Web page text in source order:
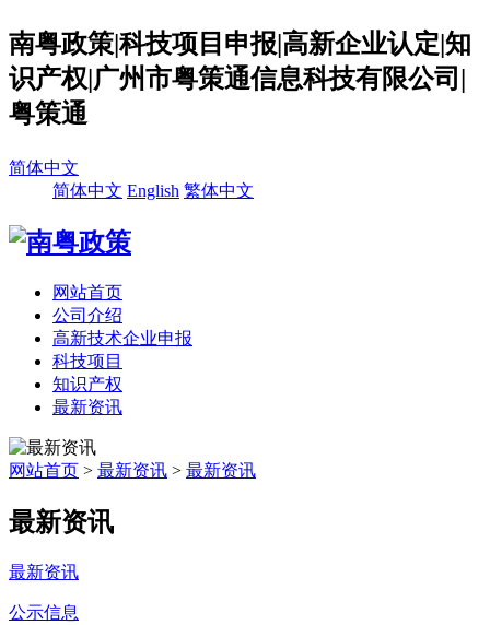
南粤政策|科技项目申报|高新企业认定|知
识产权|广州市粤策通信息科技有限公司|
粤策通
简体中文
简体中文 English 繁体中文
网站首页
公司介绍
高新技术企业申报
科技项目
知识产权
最新资讯
网站首页 > 最新资讯 > 最新资讯
最新资讯
最新资讯
公示信息